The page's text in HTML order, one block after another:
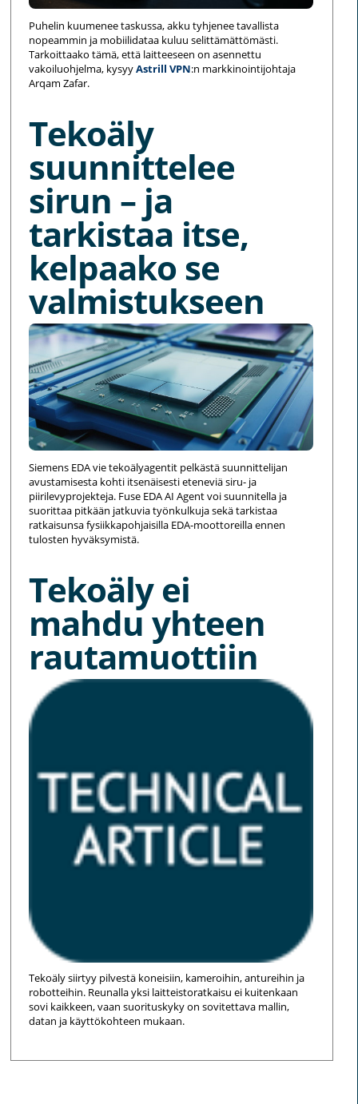
Puhelin kuumenee taskussa, akku tyhjenee tavallista
nopeammin ja mobiilidataa kuluu selittämättömästi.
Tarkoittaako tämä, että laitteeseen on asennettu
vakoiluohjelma, kysyyAstrill VPN:n markkinointijohtaja
Arqam Zafar.
Tekoäly
suunnittelee
sirun – ja
tarkistaa itse,
kelpaako se
valmistukseen
Siemens EDA vie tekoälyagentit pelkästä suunnittelijan
avustamisesta kohti itsenäisesti eteneviä siru- ja
piirilevyprojekteja. Fuse EDA AI Agent voi suunnitella ja
suorittaa pitkään jatkuvia työnkulkuja sekä tarkistaa
ratkaisunsa fysiikkapohjaisilla EDA-moottoreilla ennen
tulosten hyväksymistä.
Tekoäly ei
mahdu yhteen
rautamuottiin
Tekoäly siirtyy pilvestä koneisiin, kameroihin, antureihin ja
robotteihin. Reunalla yksi laitteistoratkaisu ei kuitenkaan
sovi kaikkeen, vaan suorituskyky on sovitettava mallin,
datan ja käyttökohteen mukaan.